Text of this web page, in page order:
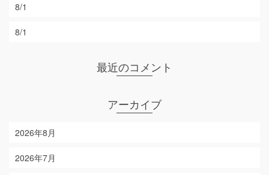
8/1
8/1
最近のコメント
アーカイブ
2026年8月
2026年7月